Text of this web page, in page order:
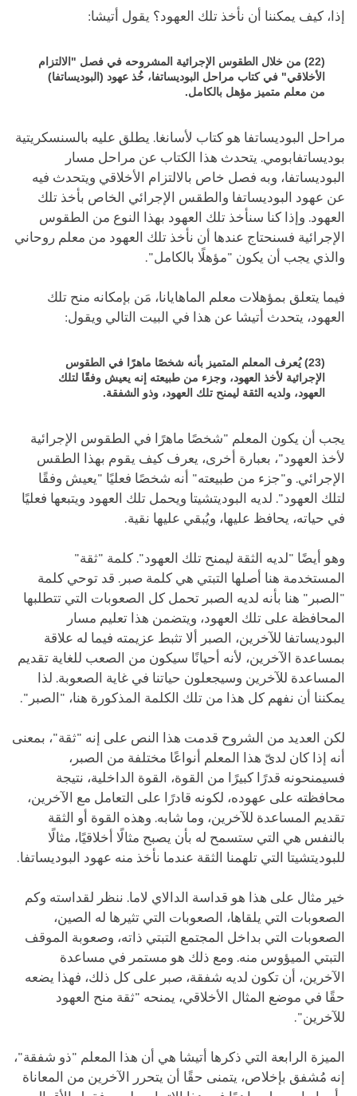
إذا، كيف يمكننا أن نأخذ تلك العهود؟ يقول أتيشا:
(22) من خلال الطقوس الإجرائية المشروحه في فصل "الالتزام
الأخلاقي" في كتاب مراحل البوديساتفا، خُذ عهود (البوديساتفا)
من معلم متميز مؤهل بالكامل.
مراحل البوديساتفا هو كتاب لأسانغا. يطلق عليه بالسنسكريتية
بوديساتفابومي. يتحدث هذا الكتاب عن مراحل مسار
البوديساتفا، وبه فصل خاص بالالتزام الأخلاقي ويتحدث فيه
عن عهود البوديساتفا والطقس الإجرائي الخاص بأخذ تلك
العهود. وإذا كنا سنأخذ تلك العهود بهذا النوع من الطقوس
الإجرائية فسنحتاج عندها أن نأخذ تلك العهود من معلم روحاني
والذي يجب أن يكون "مؤهلًا بالكامل".
فيما يتعلق بمؤهلات معلم الماهايانا، مَن بإمكانه منح تلك
العهود، يتحدث أتيشا عن هذا في البيت التالي ويقول:
(23) يُعرف المعلم المتميز بأنه شخصًا ماهرًا في الطقوس
الإجرائية لأخذ العهود، وجزء من طبيعته إنه يعيش وفقًا لتلك
العهود، ولديه الثقة ليمنح تلك العهود، وذو الشفقة.
يجب أن يكون المعلم "شخصًا ماهرًا في الطقوس الإجرائية
لأخذ العهود"، بعبارة أخرى، يعرف كيف يقوم بهذا الطقس
الإجرائي. و"جزء من طبيعته" أنه شخصًا فعليًا "يعيش وفقًا
لتلك العهود". لديه البوديتشيتا ويحمل تلك العهود ويتبعها فعليًا
في حياته، يحافظ عليها، ويُبقي عليها نقية.
وهو أيضًا "لديه الثقة ليمنح تلك العهود". كلمة "ثقة"
المستخدمة هنا أصلها التبتي هي كلمة صبر. قد توحي كلمة
"الصبر" هنا بأنه لديه الصبر تحمل كل الصعوبات التي تتطلبها
المحافظة على تلك العهود، ويتضمن هذا تعليم مسار
البوديساتفا للآخرين، الصبر ألا تثبط عزيمته فيما له علاقة
بمساعدة الآخرين، لأنه أحيانًا سيكون من الصعب للغاية تقديم
المساعدة للآخرين وسيجعلون حياتنا في غاية الصعوبة. لذا
يمكننا أن نفهم كل هذا من تلك الكلمة المذكورة هنا، "الصبر".
لكن العديد من الشروح قدمت هذا النص على إنه "ثقة"، بمعنى
أنه إذا كان لدىّ هذا المعلم أنواعًا مختلفة من الصبر،
فسيمنحونه قدرًا كبيرًا من القوة، القوة الداخلية، نتيجة
محافظته على عهوده، لكونه قادرًا على التعامل مع الآخرين،
تقديم المساعدة للآخرين، وما شابه. وهذه القوة أو الثقة
بالنفس هي التي ستسمح له بأن يصبح مثالًا أخلاقيًا، مثالًا
للبوديتشيتا التي تلهمنا الثقة عندما نأخذ منه عهود البوديساتفا.
خير مثال على هذا هو قداسة الدالاي لاما. ننظر لقداسته وكم
الصعوبات التي يلقاها، الصعوبات التي تثيرها له الصين،
الصعوبات التي بداخل المجتمع التبتي ذاته، وصعوبة الموقف
التبتي الميؤوس منه. ومع ذلك هو مستمر في مساعدة
الآخرين، أن تكون لديه شفقة، صبر على كل ذلك، فهذا يضعه
حقًا في موضع المثال الأخلاقي، يمنحه "ثقة منح العهود
للآخرين".
الميزة الرابعة التي ذكرها أتيشا هي أن هذا المعلم "ذو شفقة"،
إنه مُشفق بإخلاص، يتمنى حقًا أن يتحرر الآخرين من المعاناة